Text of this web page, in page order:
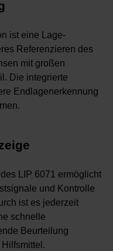
ist eine Lage-
Referenzieren des
mit großen
Die integrierte
Endlagenerkennung
LIP 6071 ermöglicht
und Kontrolle
ist es jederzeit
schnelle
Beurteilung